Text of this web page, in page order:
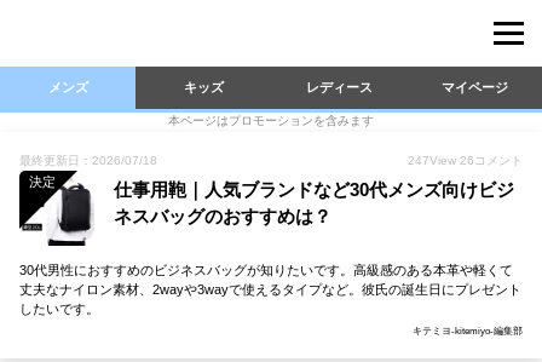
メンズ キッズ レディース マイページ
本ページはプロモーションを含みます
最終更新日：2026/07/18 247View 26 コメント
決定
仕事用鞄｜人気ブランドなど30代メンズ向けビジ
ネスバッグのおすすめは？
30代男性におすすめのビジネスバッグが知りたいです。高級感のある本革や軽くて
丈夫なナイロン素材、2wayや3wayで使えるタイプなど。彼氏の誕生日にプレゼント
したいです。
キテミヨ-kitemiyo-編集部